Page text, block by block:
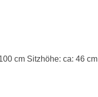
cm Sitzhöhe: ca: 46 cm